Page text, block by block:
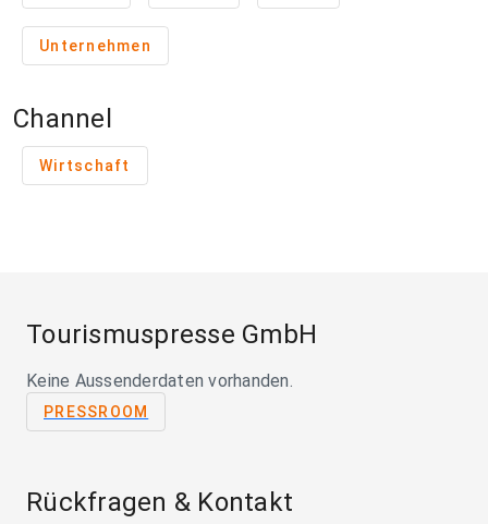
Unternehmen
Channel
Wirtschaft
Tourismuspresse GmbH
Keine Aussenderdaten vorhanden.
PRESSROOM
Rückfragen & Kontakt